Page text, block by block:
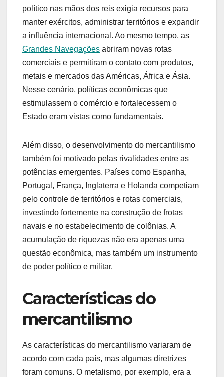
político nas mãos dos reis exigia recursos para
manter exércitos, administrar territórios e expandir
a influência internacional. Ao mesmo tempo, as
Grandes Navegações abriram novas rotas
comerciais e permitiram o contato com produtos,
metais e mercados das Américas, África e Ásia.
Nesse cenário, políticas econômicas que
estimulassem o comércio e fortalecessem o
Estado eram vistas como fundamentais.
Além disso, o desenvolvimento do mercantilismo
também foi motivado pelas rivalidades entre as
potências emergentes. Países como Espanha,
Portugal, França, Inglaterra e Holanda competiam
pelo controle de territórios e rotas comerciais,
investindo fortemente na construção de frotas
navais e no estabelecimento de colônias. A
acumulação de riquezas não era apenas uma
questão econômica, mas também um instrumento
de poder político e militar.
Características do
mercantilismo
As características do mercantilismo variaram de
acordo com cada país, mas algumas diretrizes
foram comuns. O metalismo, por exemplo, era a